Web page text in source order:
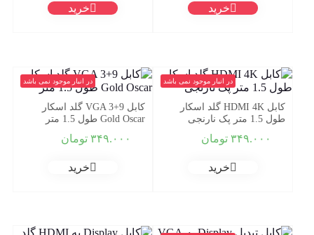
خرید خرید
در انبار موجود نمی باشد
کابل HDMI 4K گلد اسکار
طول 1.5 متر پک نارنجی
۳۴۹.۰۰۰ تومان
خرید
در انبار موجود نمی باشد
کابل VGA 3+9 گلد اسکار
Gold Oscar طول 1.5 متر
۳۴۹.۰۰۰ تومان
خرید